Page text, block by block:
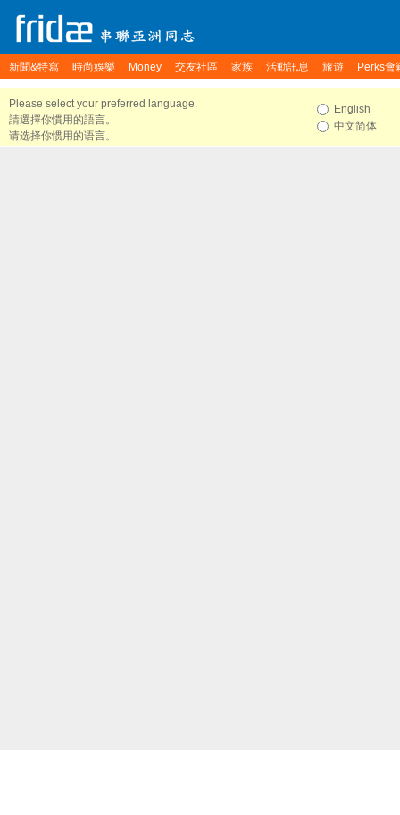
新聞&特寫 時尚娛樂 Money 交友社區 家族 活動訊息 旅遊 Perks會
Please select your preferred language.
請選擇你慣用的語言。
请选择你惯用的语言。
English
中文简体